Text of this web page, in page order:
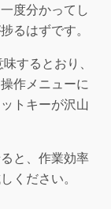
度分かってし
るはずです。
するとおり、
作メニューに
トキーが沢山
と、作業効率
ください。